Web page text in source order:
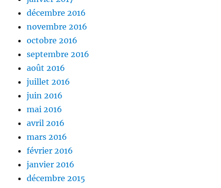
décembre 2016
novembre 2016
octobre 2016
septembre 2016
août 2016
juillet 2016
juin 2016
mai 2016
avril 2016
mars 2016
février 2016
janvier 2016
décembre 2015